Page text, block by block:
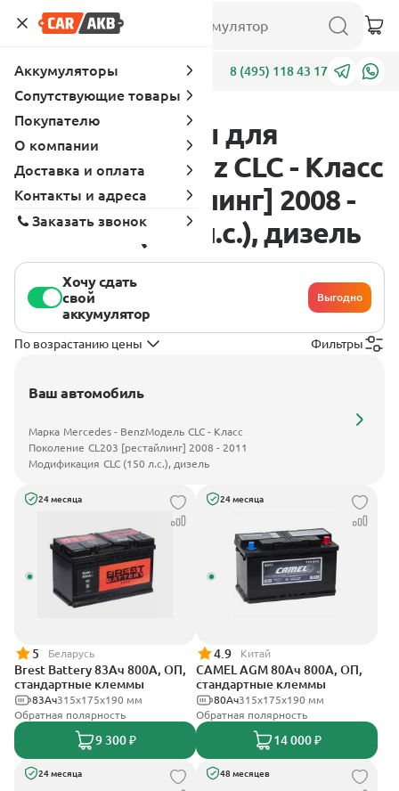
Адреса 8 (495) 118 43 17
Аккумуляторы для
Mercedes - Benz CLC - Класс
CL203 [рестайлинг] 2008 -
2011 CLC (150 л.с.), дизель
Хочу сдать
свой
аккумулятор
Выгодно
По возрастанию цены Фильтры
Ваш автомобиль
Марка Mercedes - BenzМодель CLC - Класс
Поколение CL203 [рестайлинг] 2008 - 2011
Модификация CLC (150 л.с.), дизель
24 месяца
5 Беларусь
Brest Battery 83Ач 800А, ОП,
стандартные клеммы
315x175x190 мм
83Ач
Обратная полярность
9 300 ₽
24 месяца
4.9 Китай
CAMEL AGM 80Ач 800А, ОП,
стандартные клеммы
315x175x190 мм
80Ач
Обратная полярность
14 000 ₽
24 месяца 48 месяцев
Аккумуляторы
Сопутствующие товары
Покупателю
О компании
Доставка и оплата
Контакты и адреса
Заказать звонок